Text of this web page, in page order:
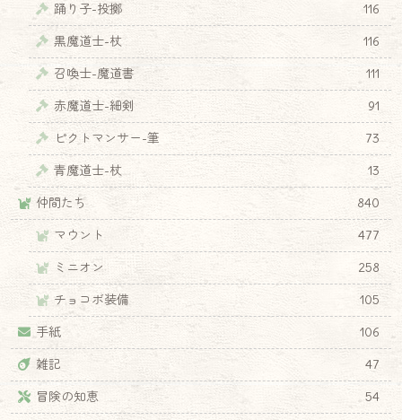
踊り子-投擲
116
黒魔道士-杖
116
召喚士-魔道書
111
赤魔道士-細剣
91
ピクトマンサー-筆
73
青魔道士-杖
13
仲間たち
840
マウント
477
ミニオン
258
チョコボ装備
105
手紙
106
雑記
47
冒険の知恵
54